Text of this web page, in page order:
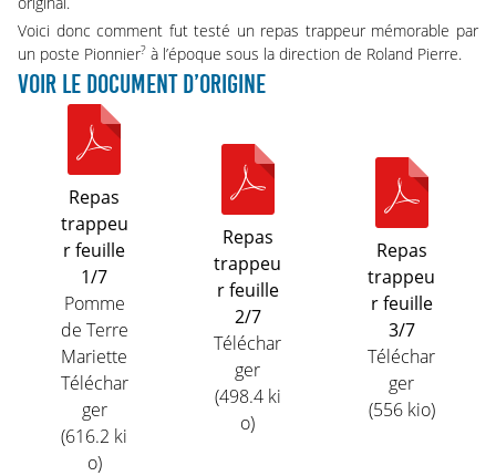
Voici donc comment fut testé un repas trappeur mémorable par
un poste Pionnier? à l’époque sous la direction de Roland Pierre.
VOIR LE DOCUMENT D’ORIGINE
Repas
trappeu
r feuille
1/7
Pomme
de Terre
Mariette
Téléchar
ger
(616.2 ki
o)
Repas
trappeu
r feuille
2/7
Téléchar
ger
(498.4 ki
o)
Repas
trappeu
r feuille
3/7
Téléchar
ger
(556 kio)